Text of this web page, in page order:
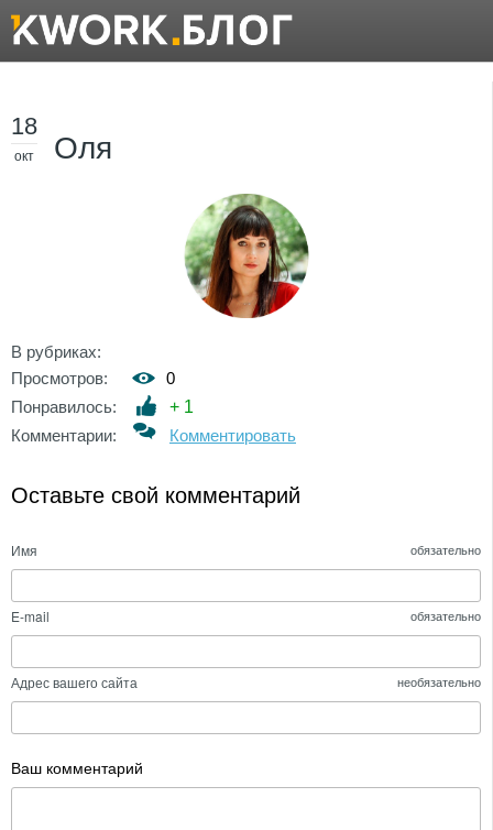
18
окт Оля
В рубриках:
Просмотров:
0
Понравилось:
+ 1
Комментарии:
Комментировать
Оставьте свой комментарий
Имя обязательно
E-mail обязательно
Адрес вашего сайта необязательно
Ваш комментарий